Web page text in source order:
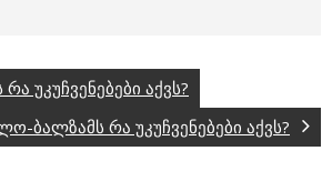
უკუჩვენებები აქვს?
ბალზამს რა უკუჩვენებები აქვს?